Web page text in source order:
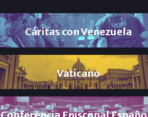
Cáritas con Venezuela
Vaticano
Conferencia Episcopal